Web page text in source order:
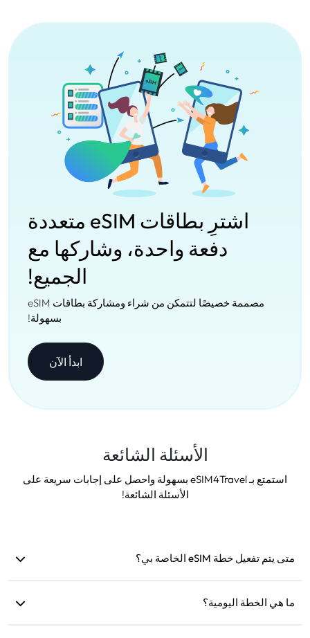
اشترِ بطاقات eSIM متعددة
دفعة واحدة، وشاركها مع
الجميع!
مصممة خصيصًا لتتمكن من شراء ومشاركة بطاقات eSIM
بسهولة!
ابدأ الآن
الأسئلة الشائعة
استمتع بـ eSIM4Travel بسهولة واحصل على إجابات سريعة على
الأسئلة الشائعة!
متى يتم تفعيل خطة eSIM الخاصة بي؟
السفر.
ما هي الخطة اليومية؟